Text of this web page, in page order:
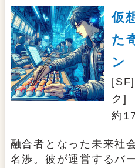
仮
た
ン
ク]
約
融合者となった未来社
名渉。彼が運営するバ